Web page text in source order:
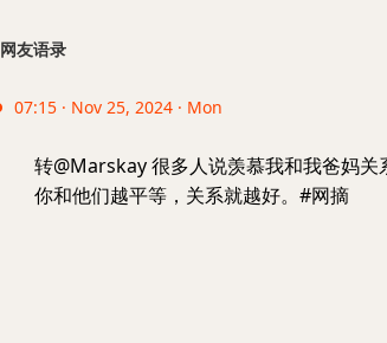
网友语录
07:15 · Nov 25, 2024 · Mon
转@Marskay 很多人说羡慕我和我爸妈关
你和他们越平等，关系就越好。#网摘